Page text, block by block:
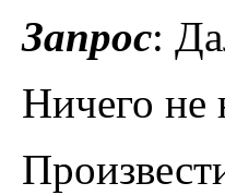
Запрос:
Ничего не